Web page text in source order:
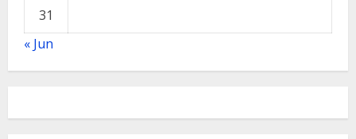
31
« Jun